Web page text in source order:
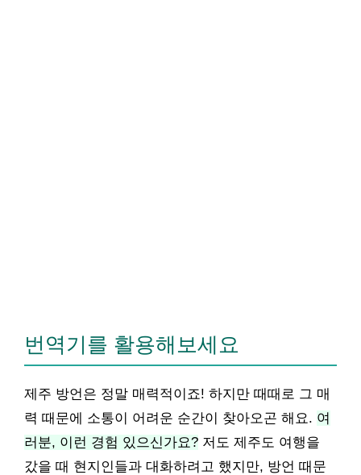
번역기를 활용해보세요
제주 방언은 정말 매력적이죠! 하지만 때때로 그 매
력 때문에 소통이 어려운 순간이 찾아오곤 해요. 여
러분, 이런 경험 있으신가요? 저도 제주도 여행을
갔을 때 현지인들과 대화하려고 했지만, 방언 때문